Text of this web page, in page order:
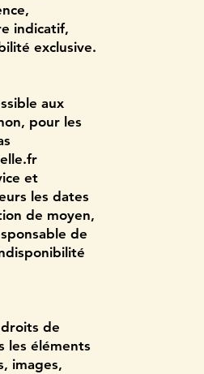
indicatif,
exclusive.
aux
pour les
et
les dates
de moyen,
de
de
les éléments
images,